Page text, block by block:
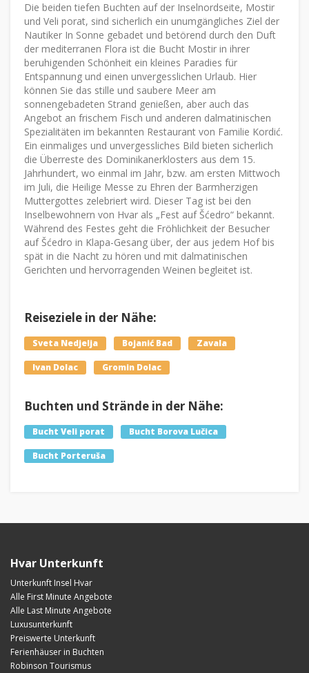
Die beiden tiefen Buchten auf der Inselnordseite, Mostir
und Veli porat, sind sicherlich ein unumgängliches Ziel der
Nautiker In Sonne gebadet und betörend durch den Duft
der mediterranen Flora ist die Bucht Mostir in ihrer
beruhigenden Schönheit ein kleines Paradies für
Entspannung und einen unvergesslichen Urlaub. Hier
können Sie das stille und saubere Meer am
sonnengebadeten Strand genießen, aber auch das
Angebot an frischem Fisch und anderen dalmatinischen
Spezialitäten im bekannten Restaurant von Familie Kordić.
Ein einmaliges und unvergessliches Bild bieten sicherlich
die Überreste des Dominikanerklosters aus dem 15.
Jahrhundert, wo einmal im Jahr, bzw. am ersten Mittwoch
im Juli, die Heilige Messe zu Ehren der Barmherzigen
Muttergottes zelebriert wird. Dieser Tag ist bei den
Inselbewohnern von Hvar als „Fest auf Šćedro“ bekannt.
Während des Festes geht die Fröhlichkeit der Besucher
auf Šćedro in Klapa-Gesang über, der aus jedem Hof bis
spät in die Nacht zu hören und mit dalmatinischen
Gerichten und hervorragenden Weinen begleitet ist.
Reiseziele in der Nähe:
Sveta Nedjelja Bojanić Bad Zavala
Ivan Dolac Gromin Dolac
Buchten und Strände in der Nähe:
Bucht Veli porat Bucht Borova Lučica
Bucht Porteruša
Hvar Unterkunft
Unterkunft Insel Hvar
Alle First Minute Angebote
Alle Last Minute Angebote
Luxusunterkunft
Preiswerte Unterkunft
Ferienhäuser in Buchten
Robinson Tourismus